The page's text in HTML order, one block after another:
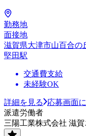
勤務地
面接地
滋賀県大津市山百合の
堅田駅
交通費支給
未経験OK
詳細を見る
応募画面
派遣労働者
三陽工業株式会社 滋